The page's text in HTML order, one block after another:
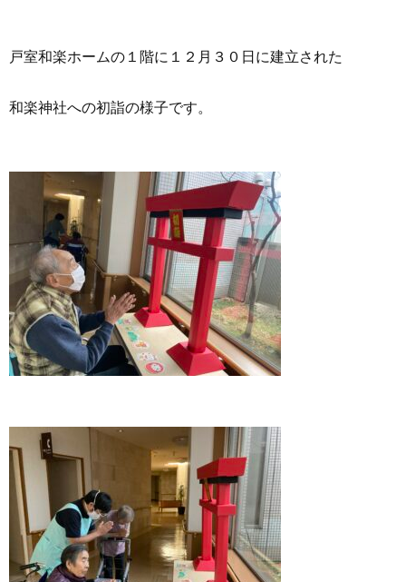
戸室和楽ホームの１階に１２月３０日に建立された
和楽神社への初詣の様子です。